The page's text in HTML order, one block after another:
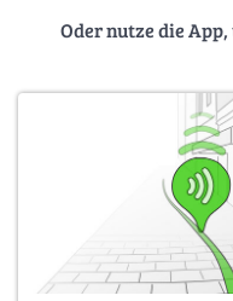
Oder nutze die